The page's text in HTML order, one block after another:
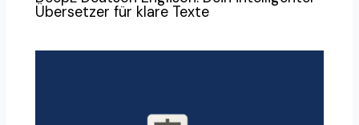
Übersetzer für klare Texte